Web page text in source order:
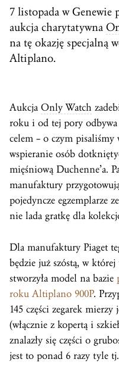
7 listopada w Genewie
aukcja charytatywna
na tę okazję specjalną
Altiplano.
Aukcja Only Watch
roku i od tej pory odbywa
celem – o czym
wspieranie osób
mięśniową Duchenne’a.
manufaktury
pojedyncze egzemplarze
nie lada gratkę dla
Dla manufaktury Piaget
będzie już szóstą, w
stworzyła model na bazie
roku Altiplano 900P.
145 części zegarek
(włącznie z kopertą i
znalazły się części o
jest to ponad 6 razy tyle